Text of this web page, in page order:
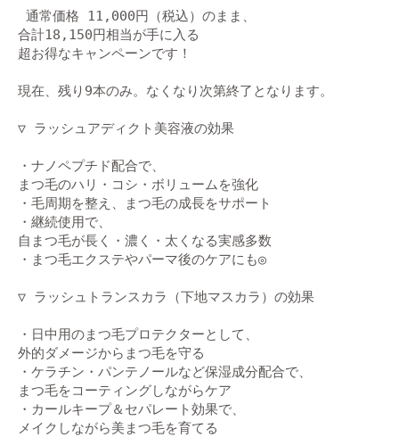
通常価格 11,000円（税込）のまま、
合計18,150円相当が手に入る
超お得なキャンペーンです！
現在、残り9本のみ。なくなり次第終了となります。
▽ ラッシュアディクト美容液の効果
・ナノペプチド配合で、
まつ毛のハリ・コシ・ボリュームを強化
・毛周期を整え、まつ毛の成長をサポート
・継続使用で、
自まつ毛が長く・濃く・太くなる実感多数
・まつ毛エクステやパーマ後のケアにも◎
▽ ラッシュトランスカラ（下地マスカラ）の効果
・日中用のまつ毛プロテクターとして、
外的ダメージからまつ毛を守る
・ケラチン・パンテノールなど保湿成分配合で、
まつ毛をコーティングしながらケア
・カールキープ＆セパレート効果で、
メイクしながら美まつ毛を育てる